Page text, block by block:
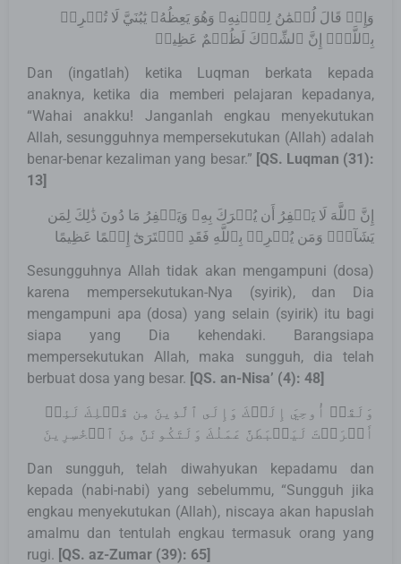
وَإِذۡ قَالَ لُقۡمَٰنُ لِٱبۡنِهِۦ وَهُوَ يَعِظُهُۥ يَٰبُنَيَّ لَا تُشۡرِكۡ
بِٱللَّهِۖ إِنَّ ٱلشِّرۡكَ لَظُلۡمٌ عَظِيمٞ
Dan (ingatlah) ketika Luqman berkata kepada
anaknya, ketika dia memberi pelajaran kepadanya,
“Wahai anakku! Janganlah engkau menyekutukan
Allah, sesungguhnya mempersekutukan (Allah) adalah
benar-benar kezaliman yang besar.” [QS. Luqman (31):
13]
إِنَّ ٱللَّهَ لَا يَغۡفِرُ أَن يُشۡرَكَ بِهِۦ وَيَغۡفِرُ مَا دُونَ ذَٰلِكَ لِمَن
يَشَآءُۚ وَمَن يُشۡرِكۡ بِٱللَّهِ فَقَدِ ٱفۡتَرَىٰٓ إِثۡمًا عَظِيمًا
Sesungguhnya Allah tidak akan mengampuni (dosa)
karena mempersekutukan-Nya (syirik), dan Dia
mengampuni apa (dosa) yang selain (syirik) itu bagi
siapa yang Dia kehendaki. Barangsiapa
mempersekutukan Allah, maka sungguh, dia telah
berbuat dosa yang besar. [QS. an-Nisa’ (4): 48]
وَلَقَدۡ أُوحِيَ إِلَيۡكَ وَإِلَى ٱلَّذِينَ مِن قَبۡلِكَ لَئِنۡ
أَشۡرَكۡتَ لَيَحۡبَطَنَّ عَمَلُكَ وَلَتَكُونَنَّ مِنَ ٱلۡخَٰسِرِينَ
Dan sungguh, telah diwahyukan kepadamu dan
kepada (nabi-nabi) yang sebelummu, “Sungguh jika
engkau menyekutukan (Allah), niscaya akan hapuslah
amalmu dan tentulah engkau termasuk orang yang
rugi. [QS. az-Zumar (39): 65]